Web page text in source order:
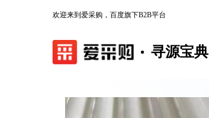
欢迎来到爱采购，百度旗下B2B平台
寻源宝典